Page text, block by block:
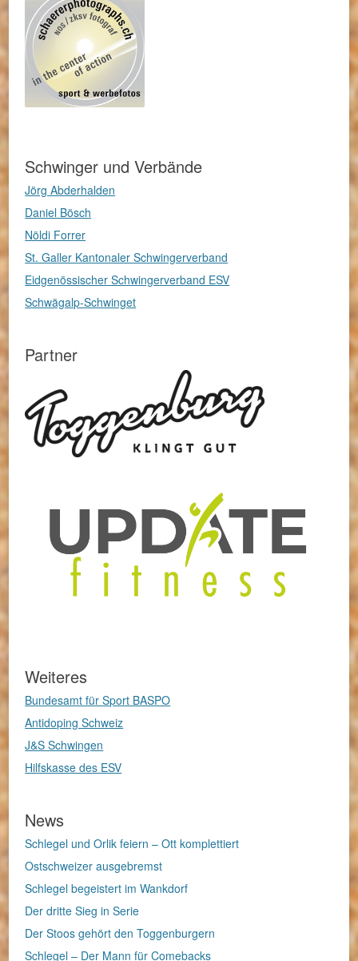
Schwinger und Verbände
Jörg Abderhalden
Daniel Bösch
Nöldi Forrer
St. Galler Kantonaler Schwingerverband
Eidgenössischer Schwingerverband ESV
Schwägalp-Schwinget
Partner
Weiteres
Bundesamt für Sport BASPO
Antidoping Schweiz
J&S Schwingen
Hilfskasse des ESV
News
Schlegel und Orlik feiern – Ott komplettiert
Ostschweizer ausgebremst
Schlegel begeistert im Wankdorf
Der dritte Sieg in Serie
Der Stoos gehört den Toggenburgern
Schlegel – Der Mann für Comebacks